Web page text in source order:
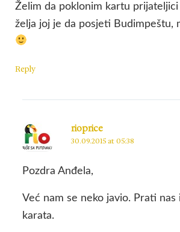
Želim da poklonim kartu prijateljici
želja joj je da posjeti Budimpeštu,
Reply
rioprice
30.09.2015 at 05:38
Pozdra Anđela,
Već nam se neko javio. Prati nas
karata.